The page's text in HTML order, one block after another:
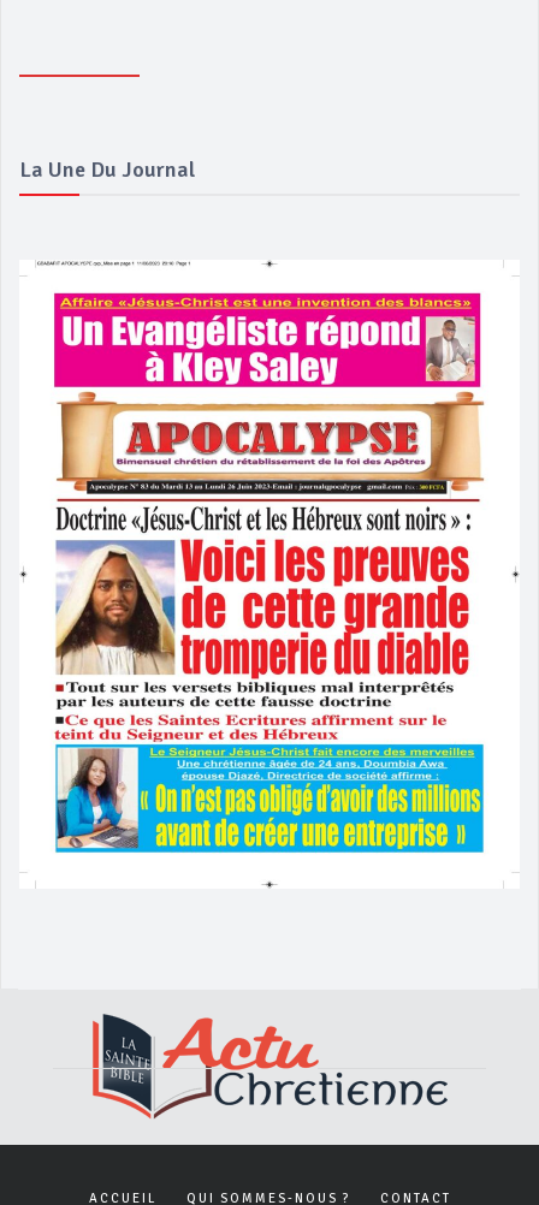
La Une Du Journal
ACCUEIL QUI SOMMES-NOUS ? CONTACT